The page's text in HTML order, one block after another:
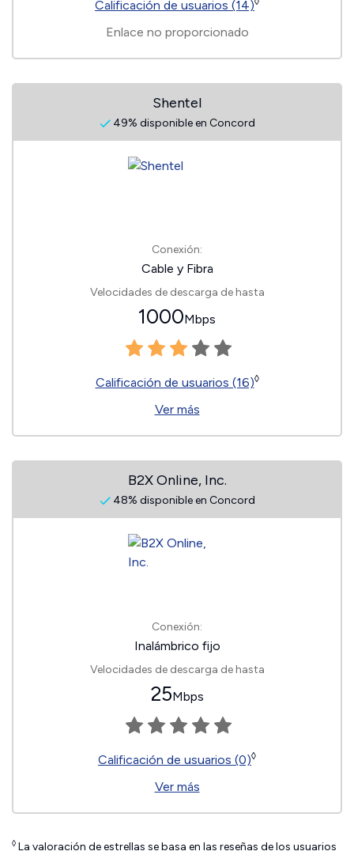
Calificación de usuarios (14)
Enlace no proporcionado
Shentel
49% disponible en Concord
Conexión:
Cable y Fibra
Velocidades de descarga de hasta
1000Mbps
Calificación de usuarios (16)◊
Ver más
B2X Online, Inc.
48% disponible en Concord
Conexión:
Inalámbrico fijo
Velocidades de descarga de hasta
25Mbps
Calificación de usuarios (0)◊
Ver más
◊ La valoración de estrellas se basa en las reseñas de los usuarios